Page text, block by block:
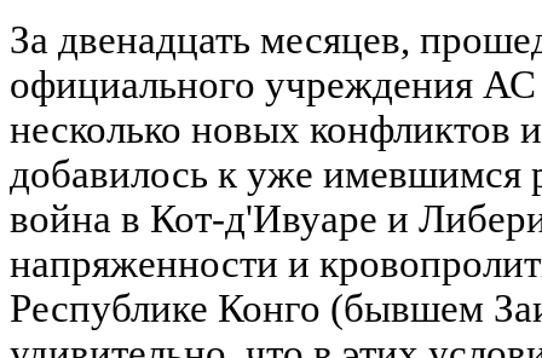
За двенадцать месяцев,
официального учреждения
несколько новых конфликтов
добавилось к уже имевшимся
война в Кот-д'Ивуаре и
напряженности и
Республике Конго (бывшем